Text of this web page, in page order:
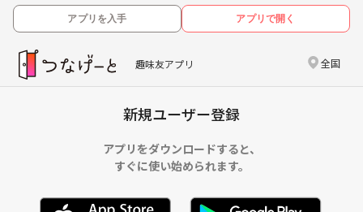
アプリを入手 アプリで開く
趣味友アプリ 全国
新規ユーザー登録
アプリをダウンロードすると、
すぐに使い始められます。